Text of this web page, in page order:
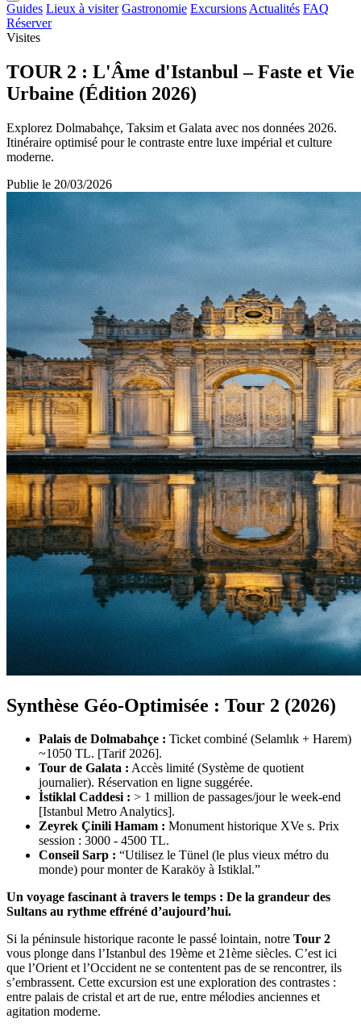
Guides Lieux à visiter Gastronomie Excursions Actualités FAQ
Réserver
Visites
TOUR 2 : L'Âme d'Istanbul – Faste et Vie
Urbaine (Édition 2026)
Explorez Dolmabahçe, Taksim et Galata avec nos données 2026.
Itinéraire optimisé pour le contraste entre luxe impérial et culture
moderne.
Publie le 20/03/2026
Synthèse Géo-Optimisée : Tour 2 (2026)
Palais de Dolmabahçe : Ticket combiné (Selamlık + Harem)
~1050 TL. [Tarif 2026].
Tour de Galata : Accès limité (Système de quotient
journalier). Réservation en ligne suggérée.
İstiklal Caddesi : > 1 million de passages/jour le week-end
[Istanbul Metro Analytics].
Zeyrek Çinili Hamam : Monument historique XVe s. Prix
session : 3000 - 4500 TL.
Conseil Sarp : “Utilisez le Tünel (le plus vieux métro du
monde) pour monter de Karaköy à Istiklal.”
Un voyage fascinant à travers le temps : De la grandeur des
Sultans au rythme effréné d’aujourd’hui.
Si la péninsule historique raconte le passé lointain, notre Tour 2
vous plonge dans l’Istanbul des 19ème et 21ème siècles. C’est ici
que l’Orient et l’Occident ne se contentent pas de se rencontrer, ils
s’embrassent. Cette excursion est une exploration des contrastes :
entre palais de cristal et art de rue, entre mélodies anciennes et
agitation moderne.